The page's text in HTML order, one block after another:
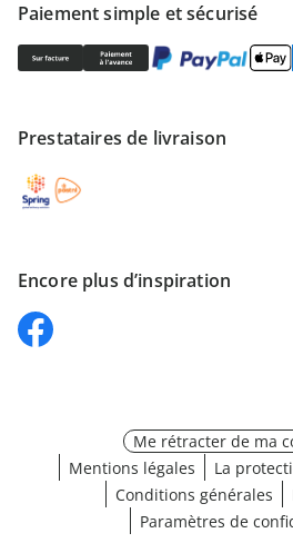
Paiement simple et sécurisé
Prestataires de livraison
Encore plus d’inspiration
Me rétracter de ma
Mentions légales
La
Conditions générales
Paramètres de